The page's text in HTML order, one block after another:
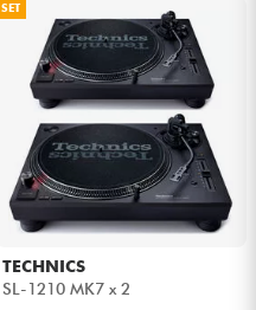
SET
TECHNICS
SL-1210 MK7 x 2